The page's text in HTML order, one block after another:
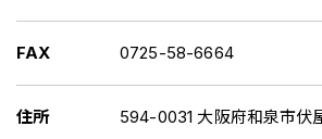
FAX 0725-58-6664
住所 594-0031 大阪府和泉市伏